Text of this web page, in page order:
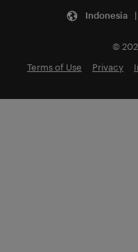
Indonesia
©
Terms of Use
Privacy